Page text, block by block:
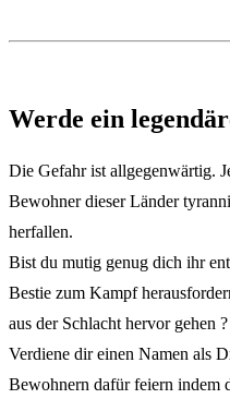
Werde ein
Die Gefahr ist allgegenwärtig.
Bewohner dieser Länder
herfallen.
Bist du mutig genug dich ihr
Bestie zum Kampf
aus der Schlacht hervor gehen ?
Verdiene dir einen Namen als
Bewohnern dafür feiern indem